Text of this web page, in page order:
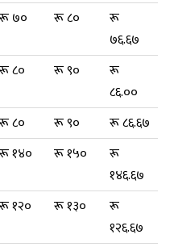
रू ७० रू ८०
रू
७६.६७
रू ८० रू ९०
रू
८६.००
रू ८० रू ९०
रू ८६.६७
रू १४० रू १५०
रू
१४६.६७
रू १२० रू १३०
रू
१२६.६७